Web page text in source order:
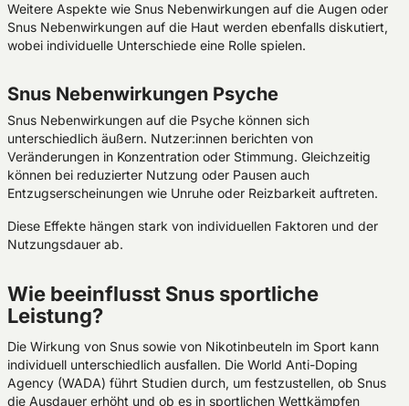
Weitere Aspekte wie Snus Nebenwirkungen auf die Augen oder
Snus Nebenwirkungen auf die Haut werden ebenfalls diskutiert,
wobei individuelle Unterschiede eine Rolle spielen.
Snus Nebenwirkungen Psyche
Snus Nebenwirkungen auf die Psyche können sich
unterschiedlich äußern. Nutzer:innen berichten von
Veränderungen in Konzentration oder Stimmung. Gleichzeitig
können bei reduzierter Nutzung oder Pausen auch
Entzugserscheinungen wie Unruhe oder Reizbarkeit auftreten.
Diese Effekte hängen stark von individuellen Faktoren und der
Nutzungsdauer ab.
Wie beeinflusst Snus sportliche
Leistung?
Die Wirkung von Snus sowie von Nikotinbeuteln im Sport kann
individuell unterschiedlich ausfallen. Die World Anti-Doping
Agency (WADA) führt Studien durch, um festzustellen, ob Snus
die Ausdauer erhöht und ob es in sportlichen Wettkämpfen